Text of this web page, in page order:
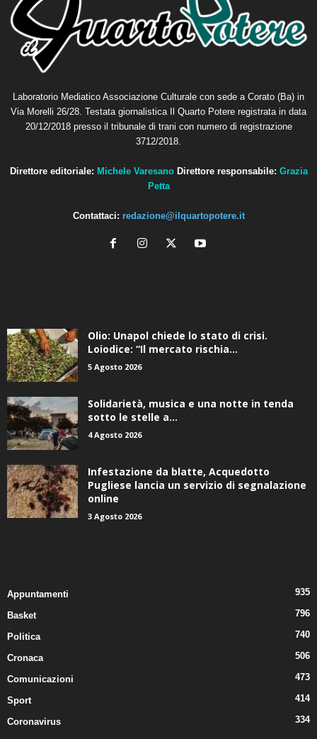
Laboratorio Mediatico Associazione Culturale con sede a Corato (Ba) in
Via Morelli 26/28. Testata giornalistica Il Quarto Potere registrata in data
20/12/2018 presso il tribunale di trani con numero di registrazione
3712/2018.
Direttore editoriale: Michele Varesano Direttore responsabile: Grazia
Petta
Contattaci: redazione@ilquartopotere.it
Olio: Unapol chiede lo stato di crisi.
Loiodice: “Il mercato rischia...
5 Agosto 2026
Solidarietà, musica e una notte in tenda
sotto le stelle a...
4 Agosto 2026
Infestazione da blatte, Acquedotto
Pugliese lancia un servizio di segnalazione
online
3 Agosto 2026
Appuntamenti 935
Basket 796
Politica 740
Cronaca 506
Comunicazioni 473
Sport 414
Coronavirus 334